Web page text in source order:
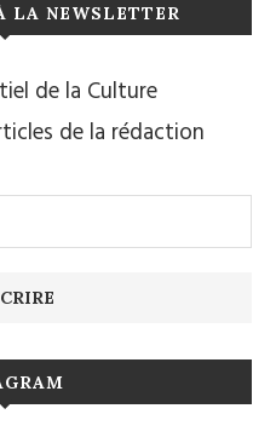
LA NEWSLETTER
de la Culture
de la rédaction